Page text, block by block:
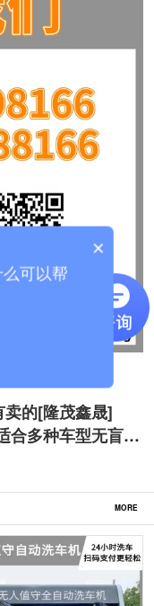
的[隆茂鑫晟]
合多种车型无盲角
MORE
×
可以帮